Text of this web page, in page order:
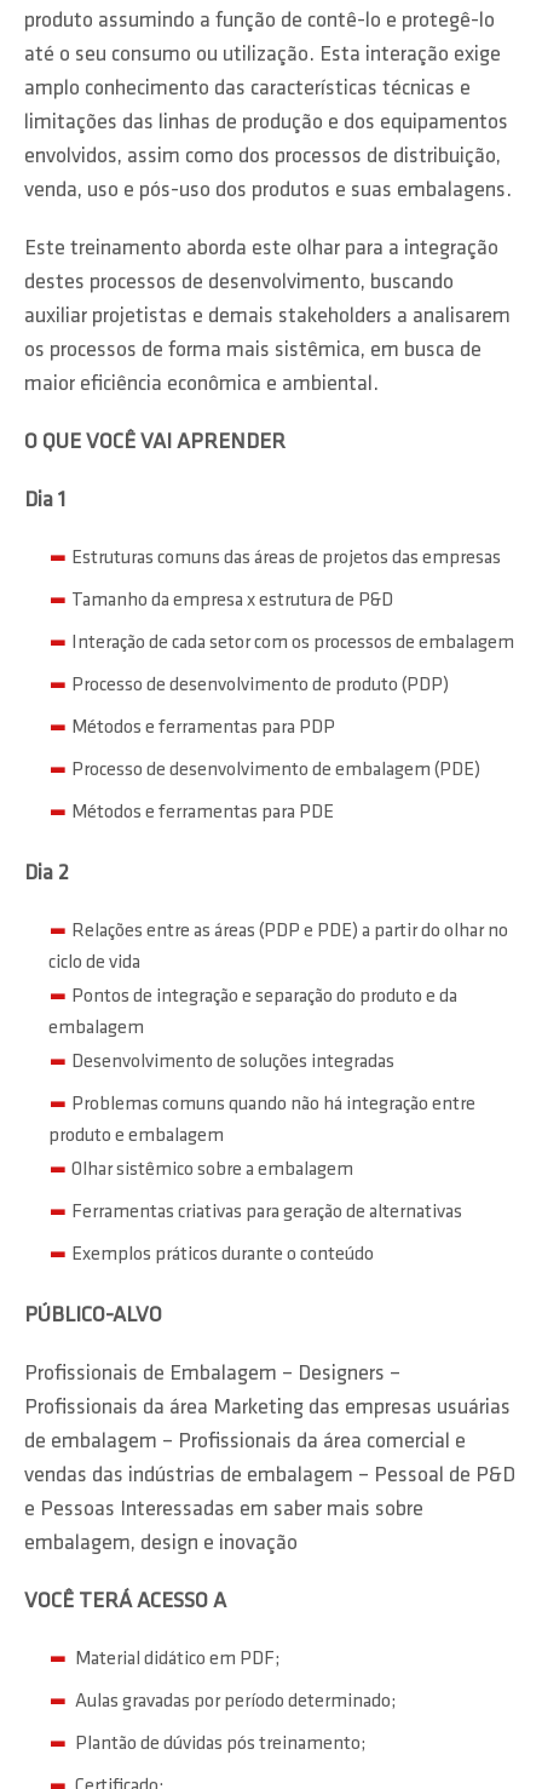
produto assumindo a função de contê-lo e protegê-lo
até o seu consumo ou utilização. Esta interação exige
amplo conhecimento das características técnicas e
limitações das linhas de produção e dos equipamentos
envolvidos, assim como dos processos de distribuição,
venda, uso e pós-uso dos produtos e suas embalagens.
Este treinamento aborda este olhar para a integração
destes processos de desenvolvimento, buscando
auxiliar projetistas e demais stakeholders a analisarem
os processos de forma mais sistêmica, em busca de
maior eficiência econômica e ambiental.
O QUE VOCÊ VAI APRENDER
Dia 1
Estruturas comuns das áreas de projetos das empresas
Tamanho da empresa x estrutura de P&D
Interação de cada setor com os processos de embalagem
Processo de desenvolvimento de produto (PDP)
Métodos e ferramentas para PDP
Processo de desenvolvimento de embalagem (PDE)
Métodos e ferramentas para PDE
Dia 2
Relações entre as áreas (PDP e PDE) a partir do olhar no
ciclo de vida
Pontos de integração e separação do produto e da
embalagem
Desenvolvimento de soluções integradas
Problemas comuns quando não há integração entre
produto e embalagem
Olhar sistêmico sobre a embalagem
Ferramentas criativas para geração de alternativas
Exemplos práticos durante o conteúdo
PÚBLICO-ALVO
Profissionais de Embalagem – Designers –
Profissionais da área Marketing das empresas usuárias
de embalagem – Profissionais da área comercial e
vendas das indústrias de embalagem – Pessoal de P&D
e Pessoas Interessadas em saber mais sobre
embalagem, design e inovação
VOCÊ TERÁ ACESSO A
Material didático em PDF;
Aulas gravadas por período determinado;
Plantão de dúvidas pós treinamento;